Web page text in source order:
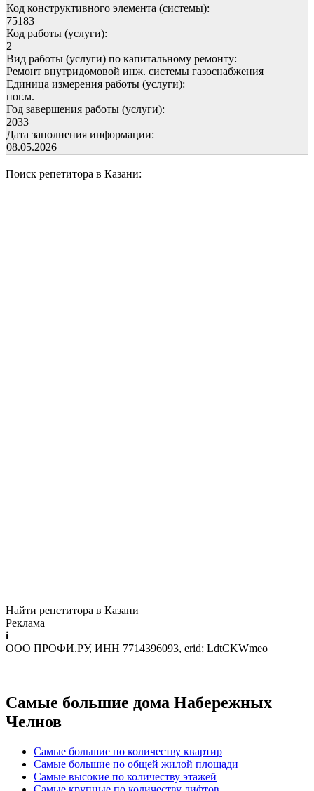
Код конструктивного элемента (системы):
75183
Код работы (услуги):
2
Вид работы (услуги) по капитальному ремонту:
Ремонт внутридомовой инж. системы газоснабжения
Единица измерения работы (услуги):
пог.м.
Год завершения работы (услуги):
2033
Дата заполнения информации:
08.05.2026
Поиск репетитора в Казани:
Найти репетитора в Казани
Реклама
i
ООО ПРОФИ.РУ, ИНН 7714396093, erid: LdtCKWmeo
Самые большие дома Набережных
Челнов
Самые большие по количеству квартир
Самые большие по общей жилой площади
Самые высокие по количеству этажей